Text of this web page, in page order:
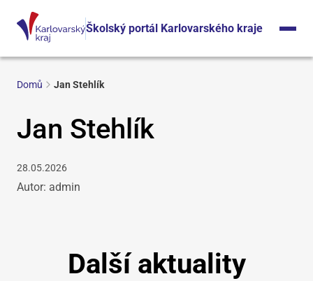
Školský portál Karlovarského kraje
Domů Jan Stehlík
Jan Stehlík
28.05.2026
Autor: admin
Další aktuality